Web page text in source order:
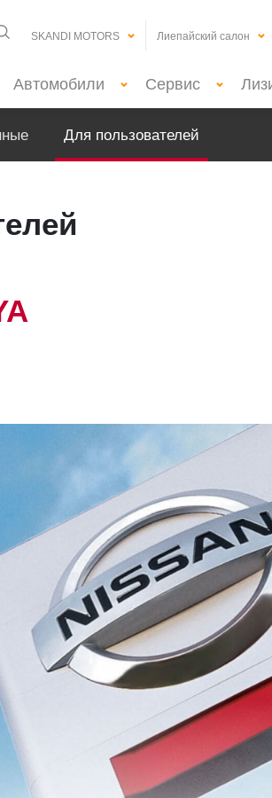
SKANDI MOTORS Лиепайский салон
Автомобили Сервис
Для пользователей